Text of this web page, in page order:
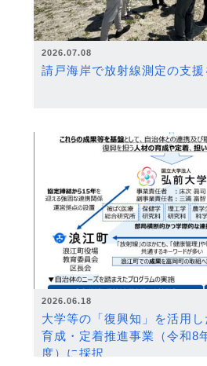
2026.07.08
請戸海岸で放射線測定の支援
2026.06.18
大学等の「復興知」を活用
育成・定着推進事業（令和8
度）に採択